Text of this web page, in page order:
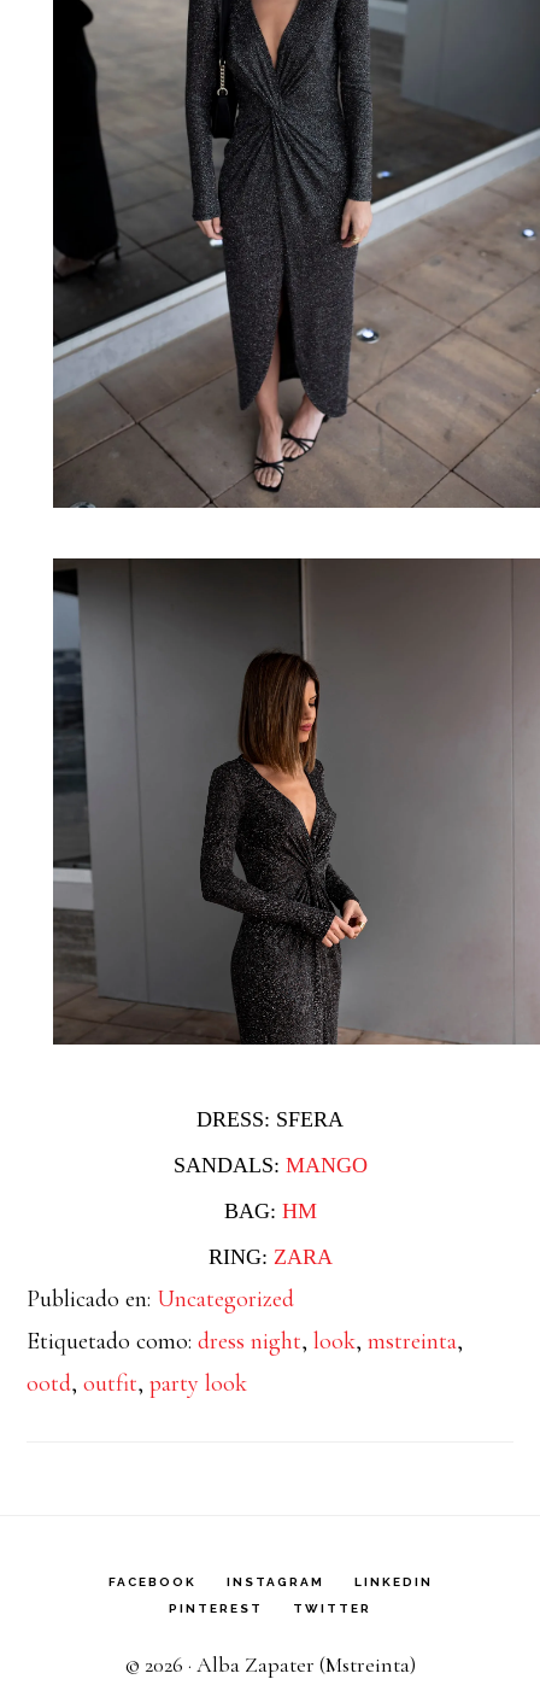
DRESS: SFERA
SANDALS: MANGO
BAG: HM
RING: ZARA
Publicado en: Uncategorized
Etiquetado como:dress night,look,mstreinta,
ootd,outfit,party look
FACEBOOK INSTAGRAM
LINKEDIN
PINTEREST
TWITTER
© 2026 · Alba Zapater (Mstreinta)